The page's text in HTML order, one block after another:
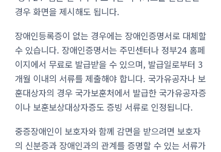
경우 화면을 제시해도 됩니다.
장애인등록증이 없는 경우에는 장애인증명서로 대체할
수 있습니다. 장애인증명서는 주민센터나 정부24 홈페
이지에서 무료로 발급받을 수 있으며, 발급일로부터 3
개월 이내의 서류를 제출해야 합니다. 국가유공자나 보
훈대상자의 경우 국가보훈처에서 발급한 국가유공자증
이나 보훈보상대상자증도 증빙 서류로 인정됩니다.
중증장애인이 보호자와 함께 감면을 받으려면 보호자
의 신분증과 장애인과의 관계를 증명할 수 있는 서류가